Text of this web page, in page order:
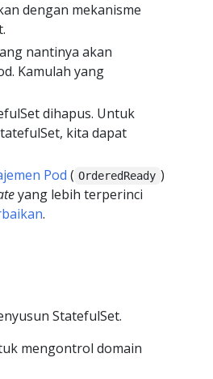
dengan mekanisme
nantinya akan
Kamulah yang
dihapus. Untuk
kita dapat
Pod ( OrderedReady )
yang lebih terperinci
.
StatefulSet.
mengontrol domain